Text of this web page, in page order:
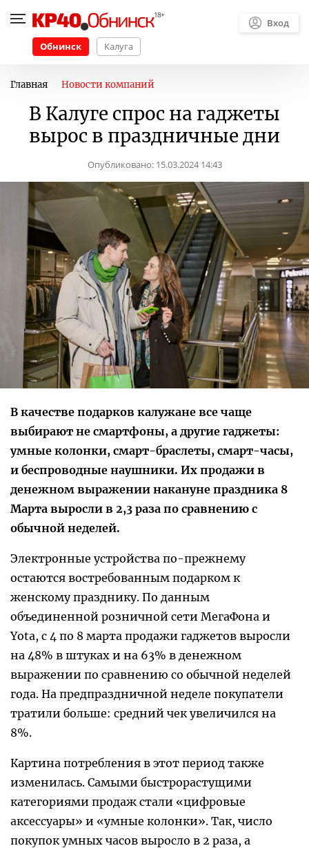
Обнинск Калуга
Вход
Главная Новости компаний
В Калуге спрос на гаджеты
вырос в праздничные дни
Опубликовано: 15.03.2024 14:43
В качестве подарков калужане все чаще
выбирают не смартфоны, а другие гаджеты:
умные колонки, смарт-браслеты, смарт-часы,
и беспроводные наушники. Их продажи в
денежном выражении накануне праздника 8
Марта выросли в 2,3 раза по сравнению с
обычной неделей.
Электронные устройства по-прежнему
остаются востребованным подарком к
женскому празднику. По данным
объединенной розничной сети МегаФона и
Yota, с 4 по 8 марта продажи гаджетов выросли
на 48% в штуках и на 63% в денежном
выражении по сравнению со обычной неделей
года. На предпраздничной неделе покупатели
тратили больше: средний чек увеличился на
8%.
Картина потребления в этот период также
изменилась. Самыми быстрорастущими
категориями продаж стали «цифровые
аксессуары» и «умные колонки». Так, число
покупок умных часов выросло в 2 раза, а